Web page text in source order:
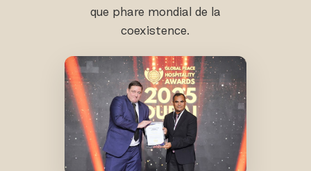
que phare mondial de la
coexistence.